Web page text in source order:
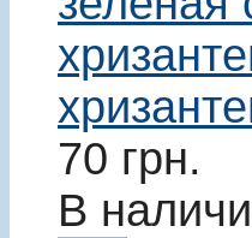
70 грн.
В